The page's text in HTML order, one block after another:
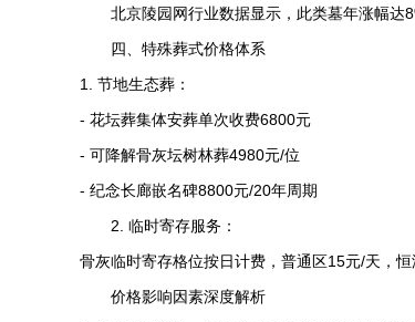
北京陵园网行业数据显示，此类墓年涨幅达
四、特殊葬式价格体系
1. 节地生态葬：
- 花坛葬集体安葬单次收费6800元
- 可降解骨灰坛树林葬4980元/位
- 纪念长廊嵌名碑8800元/20年周期
2. 临时寄存服务：
骨灰临时寄存格位按日计费，普通区15元/天，恒
价格影响因素深度解析